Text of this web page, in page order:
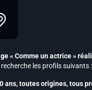
« Comme un actrice »
les profils suivants :
ans, toutes origines, tous